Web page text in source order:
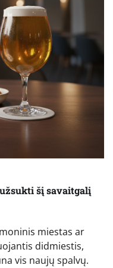
šį savaitgalį
miestas ar
didmiestis,
vis naujų spalvų.